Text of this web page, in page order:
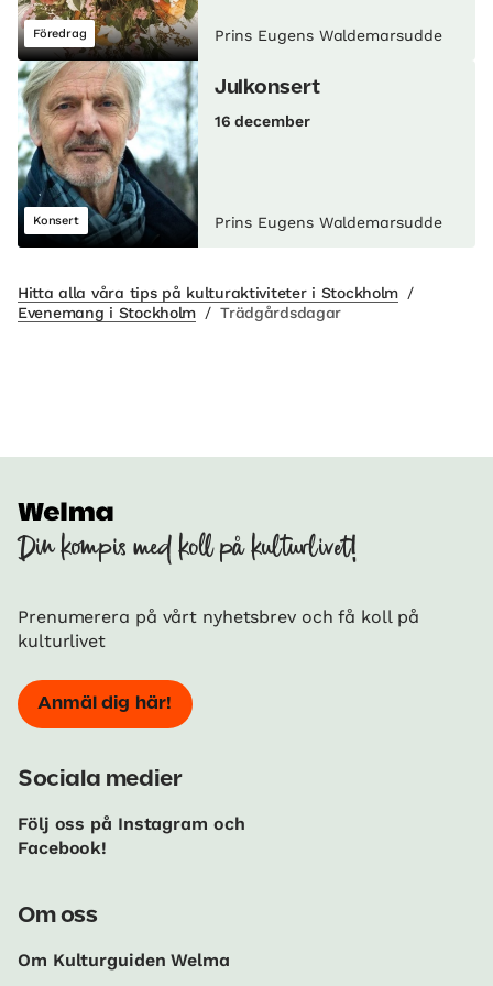
Föredrag Prins Eugens Waldemarsudde
Konsert
Julkonsert
16 december
Prins Eugens Waldemarsudde
Hitta alla våra tips på kulturaktiviteter i Stockholm /
Evenemang i Stockholm / Trädgårdsdagar
Din kompis med koll på kulturlivet!
Prenumerera på vårt nyhetsbrev och få koll på
kulturlivet
Anmäl dig här!
Sociala medier
Följ oss på Instagram och
Facebook!
Om oss
Om Kulturguiden Welma